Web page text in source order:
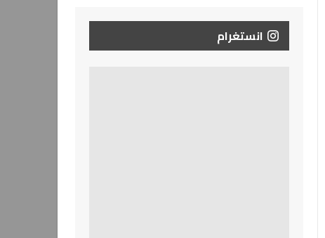
انستغرام